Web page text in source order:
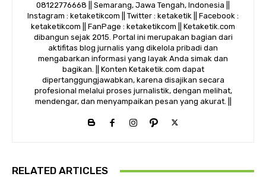
08122776668 || Semarang, Jawa Tengah, Indonesia ||
Instagram : ketaketikcom || Twitter : ketaketik || Facebook :
ketaketikcom || FanPage : ketaketikcom || Ketaketik.com
dibangun sejak 2015. Portal ini merupakan bagian dari
aktifitas blog jurnalis yang dikelola pribadi dan
mengabarkan informasi yang layak Anda simak dan
bagikan. || Konten Ketaketik.com dapat
dipertanggungjawabkan, karena disajikan secara
profesional melalui proses jurnalistik, dengan melihat,
mendengar, dan menyampaikan pesan yang akurat. ||
RELATED ARTICLES